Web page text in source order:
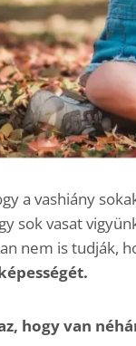
a vashiány
sok vasat
nem is tudják,
hogy van